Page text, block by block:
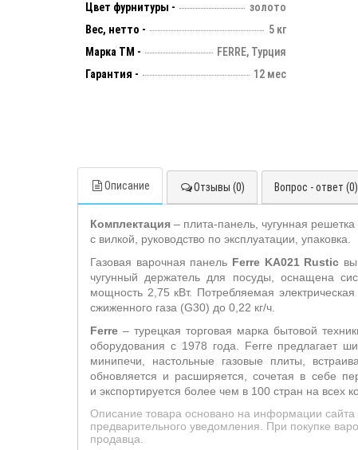
Цвет фурнитуры -
золото
Вес, нетто -
5 кг
Марка ТМ -
FERRE, Турция
Гарантия -
12 мес
Описание Отзывы (0) Вопрос - ответ (0)
Комплектация – плита-панель, чугунная
с вилкой, руководство по эксплуатации, упаковка.
Газовая варочная панель Ferre KA021 Rustic
чугунный держатель для посуды, оснащена
мощность 2,75 кВт. Потребляемая
сжиженного газа (G30) до 0,22 кг/ч.
Ferre – турецкая торговая марка бытовой
оборудования с 1978 года. Ferre предлагает
минипечи, настольные газовые плиты,
обновляется и расширяется, сочетая в себе
и экспортируется более чем в 100 стран на всех
Описание товара основано на информации сайта
предварительного уведомления. При покупке
продавца.